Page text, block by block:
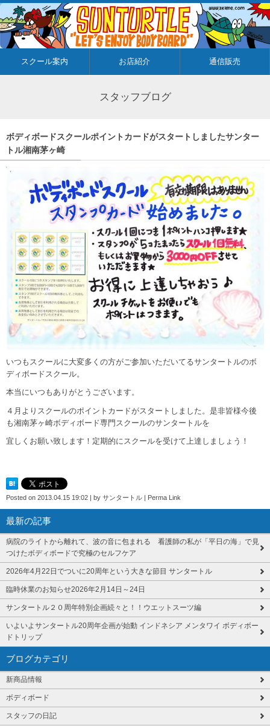
スクール案内 お店紹介 通信販売
スタッフブログ
ボディボードスクールポイントカードがスタートしましたサンター
トル湘南茅ヶ崎
いつもスクールに大変多くの方がご参加いただいてるサンタートルのボ
ディボードスクール。
本当にいつもありがとうございます。
４月よりスクールのポイントカードがスタートしました。是非皆様今後
も湘南茅ヶ崎ボディボード専門スクールのサンタートルを
宜しくお願い致します！定期的にスクールを受けて上達しましょう！
Posted on 2013.04.15 19:02 | by サンタートル | Perma Link
最新の記事
病院のライトから離れて、波の音に包まれる 看護師の私が「平日の海」で見
つけたボディボードで究極のセルフケア
2026年4月22日でついに20周年という大きな節目 サンタートル
臨時休業のお知らせ2026年2月14日～24日
サンタートル２０周年特別企画続々と！！ウエットスーツ編
いよいよサンタートル20周年企画が始動 インドネシア メンタワイ ボディボー
ドトリップ
ブログカテゴリ
新商品情報
ボディボード
スタッフの日記